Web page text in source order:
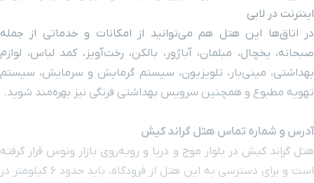
رویال مال
پلاژآقایان
خیابان رودکی ۴ دقیقه با خودرو (۲ کیلومتر و ۱۳۷ متر)
پلاژ بانوان ۶ دقیقه با خودرو (۲ کیلومتر و ۵۸۸ متر)
سینما لبخند ۶ دقیقه با خودرو (۳ کیلومتر و ۶ متر)
اینترنت در لابی
در اتاق‌ها این هتل هم می‌توانید از امکانات و خدماتی از جمله
صبحانه، یخچال، مبلمان، آباژور، بالکن، رخت‌آویز، کمد لباس، لوازم
بهداشتی، مینی‌بار، تلویزیون، سیستم گرمایش و سرمایش، سیستم
تهویه مطبوع و همچنین سرویس بهداشتی فرنگی نیز بهره‌مند شوید.
آدرس و شماره تماس هتل گراند کیش
هتل گراند کیش در بلوار موج و دریا و روبه‌روی بازار ونوس قرار گرفته
است و برای دسترسی به این هتل از فرودگاه، باید حدود 6 کیلومتر در